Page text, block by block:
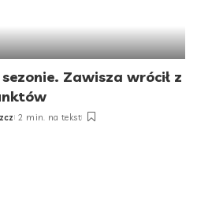
Zawisza wrócił z
2 min. na tekst